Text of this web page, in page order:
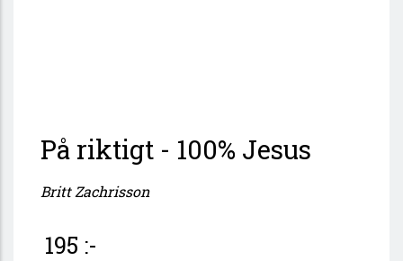
På riktigt - 100% Jesus
Britt Zachrisson
195 :-